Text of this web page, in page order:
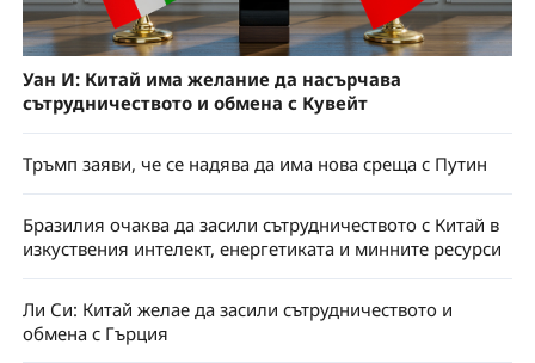
Уан И: Китай има желание да насърчава
сътрудничеството и обмена с Кувейт
Тръмп заяви, че се надява да има нова среща с Путин
Бразилия очаква да засили сътрудничеството с Китай в
изкуствения интелект, енергетиката и минните ресурси
Ли Си: Китай желае да засили сътрудничеството и
обмена с Гърция